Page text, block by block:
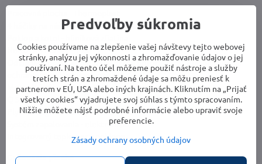
4 háčiky na náčinie / 2 držiaky na náčinie
Nerezové horáky - 1 ks
Odklápací, porcelánom smaltovaný grilovací rošt s integrovanou
ochranou proti odkvapávaniu
Menovitý výkon - 2,64 kW/H
Q Stand - áno
Plynule regulovateľný horákový ventil
Systém zapalovania - elektronické
Integrovaný teplomer v poklope
Grilovacia plocha
Predvoľby súkromia
Cookies používame na zlepšenie vašej návštevy tejto webovej
stránky, analýzu jej výkonnosti a zhromažďovanie údajov o jej
používaní. Na tento účel môžeme použiť nástroje a služby
tretích strán a zhromaždené údaje sa môžu preniesť k
partnerom v EÚ, USA alebo iných krajinách. Kliknutím na „Prijať
všetky cookies“ vyjadrujete svoj súhlas s týmto spracovaním.
Nižšie môžete nájsť podrobné informácie alebo upraviť svoje
preferencie.
Zásady ochrany osobných údajov